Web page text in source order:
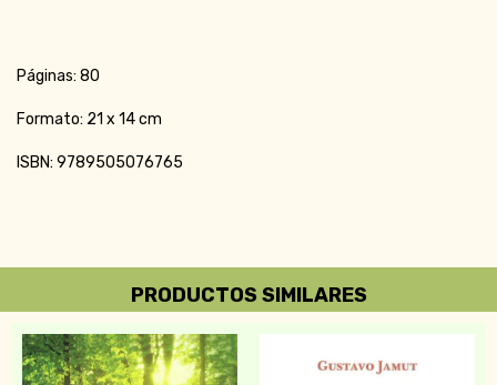
Páginas: 80
Formato: 21 x 14 cm
ISBN: 9789505076765
PRODUCTOS SIMILARES